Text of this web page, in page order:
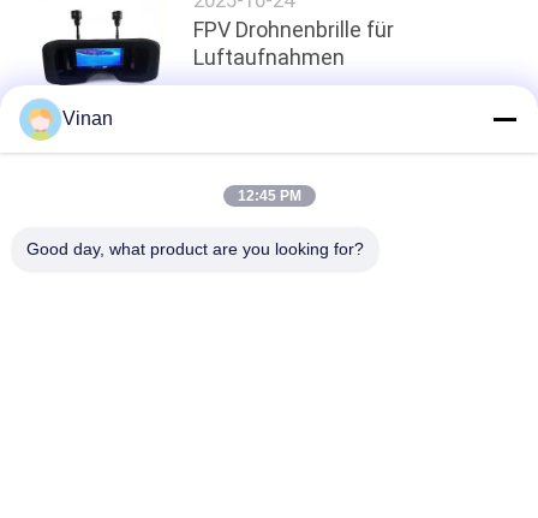
FPV Drohnenbrille für
Luftaufnahmen
oben
Vinan
12:45 PM
Good day, what product are you looking for?